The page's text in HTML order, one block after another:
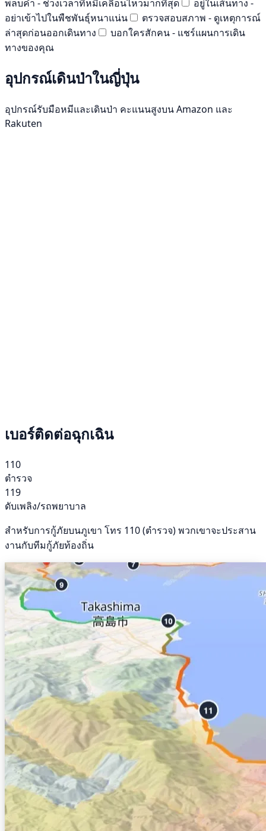
พลบค่ำ - ช่วงเวลาที่หมีเคลื่อนไหวมากที่สุด
อยู่ในเส้นทาง -
อย่าเข้าไปในพืชพันธุ์หนาแน่น
ตรวจสอบสภาพ - ดูเหตุการณ์
ล่าสุดก่อนออกเดินทาง
บอกใครสักคน - แชร์แผนการเดิน
ทางของคุณ
อุปกรณ์เดินป่าในญี่ปุ่น
อุปกรณ์รับมือหมีและเดินป่า คะแนนสูงบน Amazon และ
Rakuten
เบอร์ติดต่อฉุกเฉิน
110
ตำรวจ
119
ดับเพลิง/รถพยาบาล
สำหรับการกู้ภัยบนภูเขา โทร 110 (ตำรวจ) พวกเขาจะประสาน
งานกับทีมกู้ภัยท้องถิ่น